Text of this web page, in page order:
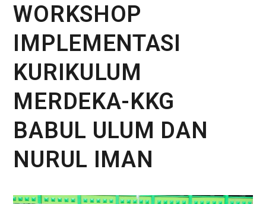
WORKSHOP
IMPLEMENTASI
KURIKULUM
MERDEKA-KKG
BABUL ULUM DAN
NURUL IMAN